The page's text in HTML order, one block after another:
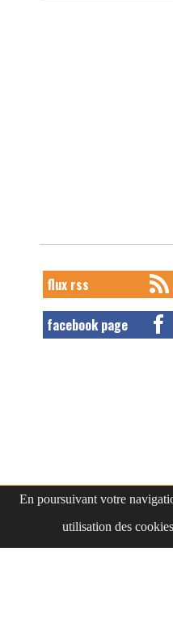
En poursuivant votre
utilisation des
flux rss
facebook page